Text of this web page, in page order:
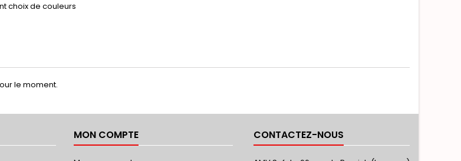
choix de couleurs
le moment.
MON COMPTE CONTACTEZ-NOUS